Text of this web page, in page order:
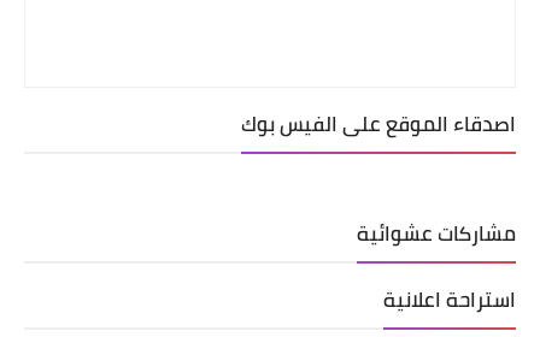
اصدقاء الموقع على الفيس بوك
مشاركات عشوائية
استراحة اعلانية